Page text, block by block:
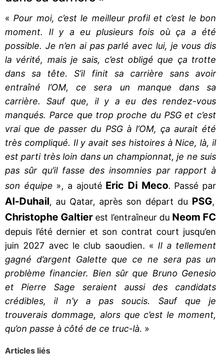
« Pour moi, c’est le meilleur profil et c’est le bon
moment. Il y a eu plusieurs fois où ça a été
possible. Je n’en ai pas parlé avec lui, je vous dis
la vérité, mais je sais, c’est obligé que ça trotte
dans sa tête. S’il finit sa carrière sans avoir
entraîné l’OM, ce sera un manque dans sa
carrière. Sauf que, il y a eu des rendez-vous
manqués. Parce que trop proche du PSG et c’est
vrai que de passer du PSG à l’OM, ça aurait été
très compliqué. Il y avait ses histoires à Nice, là, il
est parti très loin dans un championnat, je ne suis
pas sûr qu’il fasse des insomnies par rapport à
son équipe », a ajouté Eric Di Meco. Passé par
Al-Duhail, au Qatar, après son départ du PSG,
Christophe Galtier est l’entraîneur du Neom FC
depuis l’été dernier et son contrat court jusqu’en
juin 2027 avec le club saoudien. « Il a tellement
gagné d’argent Galette que ce ne sera pas un
problème financier. Bien sûr que Bruno Genesio
et Pierre Sage seraient aussi des candidats
crédibles, il n’y a pas soucis. Sauf que je
trouverais dommage, alors que c’est le moment,
qu’on passe à côté de ce truc-là. »
Articles liés